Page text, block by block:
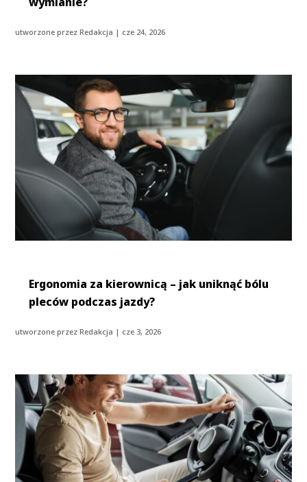
utworzone przezRedakcja | cze 24, 2026
Ergonomia za kierownicą – jak uniknąć bólu
pleców podczas jazdy?
utworzone przezRedakcja | cze 3, 2026